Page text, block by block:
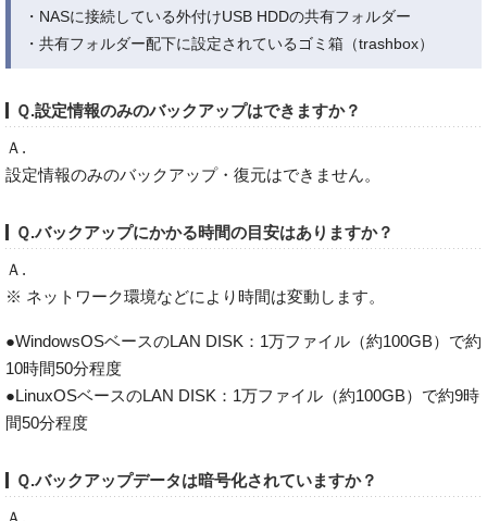
・NASに接続している外付けUSB HDDの共有フォルダー
・共有フォルダー配下に設定されているゴミ箱（trashbox）
Ｑ.設定情報のみのバックアップはできますか？
Ａ.
設定情報のみのバックアップ・復元はできません。
Ｑ.バックアップにかかる時間の目安はありますか？
Ａ.
※ ネットワーク環境などにより時間は変動します。
●WindowsOSベースのLAN DISK：1万ファイル（約100GB）で約
10時間50分程度
●LinuxOSベースのLAN DISK：1万ファイル（約100GB）で約9時
間50分程度
Ｑ.バックアップデータは暗号化されていますか？